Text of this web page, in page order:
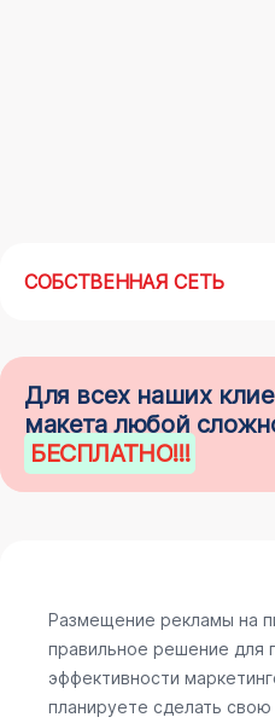
СОБСТВЕННАЯ СЕТЬ
Для всех наших
макета любой
БЕСПЛАТНО!!!
Размещение рекламы на
правильное решение для
эффективности
планируете сделать